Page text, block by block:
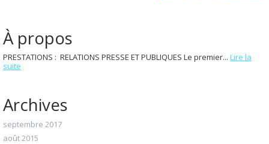
À propos
PRESTATIONS : RELATIONS PRESSE ET PUBLIQUES Le premier... Lire la
suite
Archives
septembre 2017
août 2015